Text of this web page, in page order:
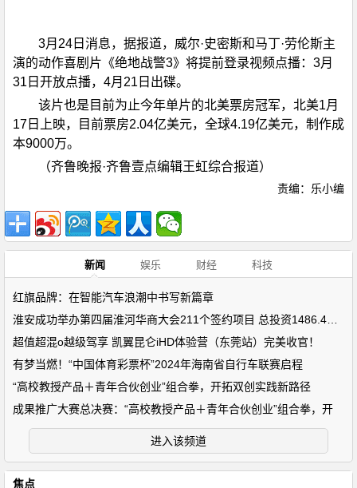
3月24日消息，据报道，威尔·史密斯和马丁·劳伦斯主
演的动作喜剧片《绝地战警3》将提前登录视频点播：3月
31日开放点播，4月21日出碟。
该片也是目前为止今年单片的北美票房冠军，北美1月
17日上映，目前票房2.04亿美元，全球4.19亿美元，制作成
本9000万。
（齐鲁晚报·齐鲁壹点编辑王虹综合报道）
责编：乐小编
新闻 娱乐 财经 科技
红旗品牌：在智能汽车浪潮中书写新篇章
超值超混o越级驾享 凯翼昆仑iHD体验营（东莞站）完美收官！
有梦当燃！“中国体育彩票杯”2024年海南省自行车联赛启程
“高校教授产品＋青年合伙创业”组合拳，开拓双创实践新路径
成果推广大赛总决赛：“高校教授产品＋青年合伙创业”组合拳，开
进入该频道
焦点